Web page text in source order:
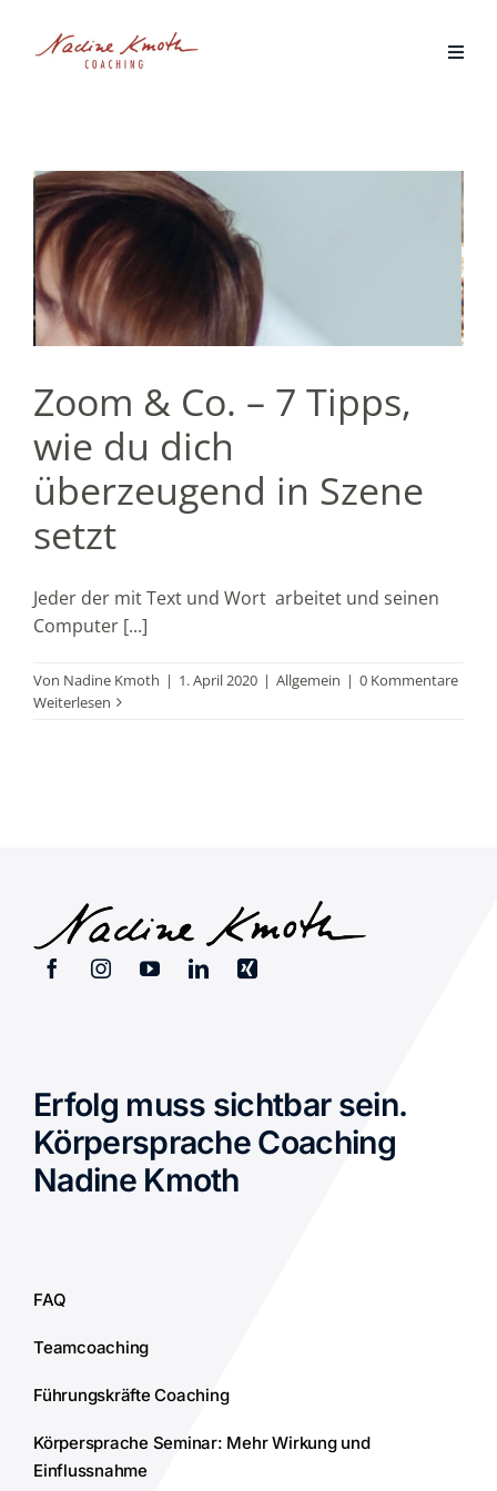
Zoom & Co. – 7 Tipps,
wie du dich
überzeugend in Szene
setzt
Jeder der mit Text und Wort arbeitet und seinen
Computer [...]
Von Nadine Kmoth | 1. April 2020 | Allgemein | 0 Kommentare
Weiterlesen
Erfolg muss sichtbar sein.
Körpersprache Coaching
Nadine Kmoth
FAQ
Teamcoaching
Führungskräfte Coaching
Körpersprache Seminar: Mehr Wirkung und
Einflussnahme